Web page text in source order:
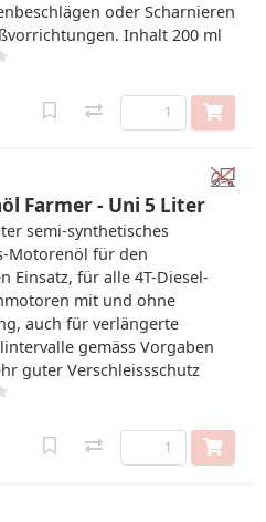
oder Scharnieren
Inhalt 200 ml
Farmer - Uni 5 Liter
semi-synthetisches
Motorenöl für den
Einsatz, für alle 4T-Diesel-
mit und ohne
auch für verlängerte
gemäss Vorgaben
guter Verschleissschutz